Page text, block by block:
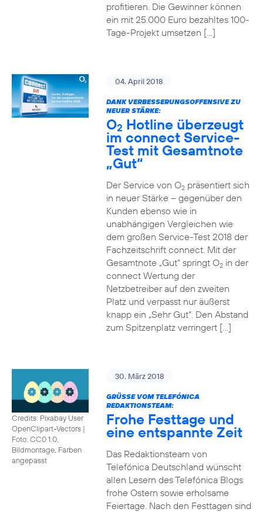
profitieren. Die Gewinner können
ein mit 25.000 Euro bezahltes 100-
Tage-Projekt umsetzen […]
04. April 2018
DANK VERBESSERUNGSOFFENSIVE ZU
NEUER STÄRKE:
O2 Hotline überzeugt
im connect Service-
Test mit Gesamtnote
„Gut“
Der Service von O2präsentiert sich
in neuer Stärke – gegenüber den
Kunden ebenso wie in
unabhängigen Vergleichen wie
dem großen Service-Test 2018 der
Fachzeitschrift connect. Mit der
Gesamtnote „Gut“ springt O2in der
connect Wertung der
Netzbetreiber auf den zweiten
Platz und verpasst nur äußerst
knapp ein „Sehr Gut“. Den Abstand
zum Spitzenplatz verringert […]
Credits: Pixabay User
OpenClipart-Vectors |
Foto: CC0 1.0,
Bildmontage, Farben
angepasst
30. März 2018
GRÜSSE VOM TELEFÓNICA R
EDAKTIONSTEAM:
Frohe Festtage und
eine entspannte Zeit
Das Redaktionsteam von
Telefónica Deutschland wünscht
allen Lesern des Telefónica Blogs
frohe Ostern sowie erholsame
Feiertage. Nach den Festtagen sind